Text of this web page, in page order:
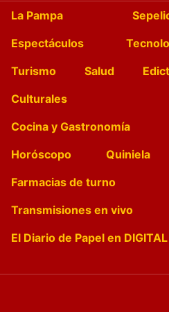
La Pampa
Espectáculos
Turismo
Salud
Culturales
Cocina y Gastronomía
Horóscopo
Quiniela
Farmacias de turno
Transmisiones en vivo
El Diario de Papel en DIGITAL